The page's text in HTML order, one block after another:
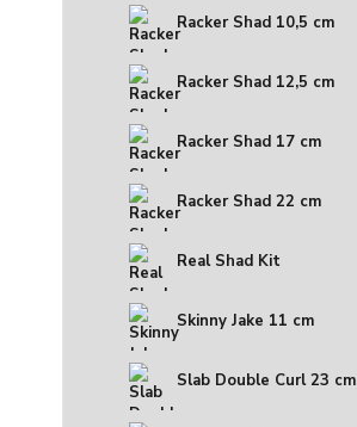
Racker Shad 10,5 cm
Racker Shad 12,5 cm
Racker Shad 17 cm
Racker Shad 22 cm
Real Shad Kit
Skinny Jake 11 cm
Slab Double Curl 23 cm